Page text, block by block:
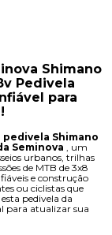
Shimano
Pedivela
para
pedivela Shimano
Seminova , um
urbanos, trilhas
de MTB de 3x8
​​e construção
ou ciclistas que
pedivela da
para atualizar sua